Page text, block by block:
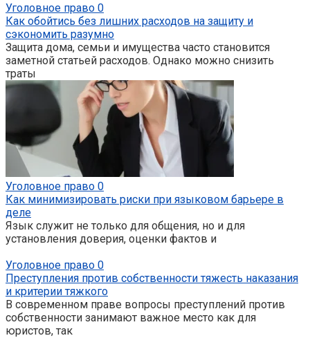
Уголовное право 0
Как обойтись без лишних расходов на защиту и
сэкономить разумно
Защита дома, семьи и имущества часто становится
заметной статьей расходов. Однако можно снизить
траты
Уголовное право 0
Как минимизировать риски при языковом барьере в
деле
Язык служит не только для общения, но и для
установления доверия, оценки фактов и
Уголовное право 0
Преступления против собственности тяжесть наказания
и критерии тяжкого
В современном праве вопросы преступлений против
собственности занимают важное место как для
юристов, так